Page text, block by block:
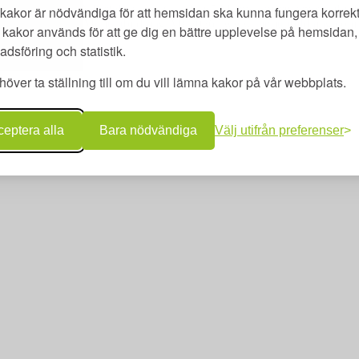
är nödvändiga för att hemsidan ska kunna fungera
används för att ge dig en bättre upplevelse på
och statistik.
ta ställning till om du vill lämna kakor på vår webbplats.
alla Bara nödvändiga Välj utifrån preferenser
AB | Adlerfelts väg 2 C | 213 65 Malmö |
Copyright © Merit utbildning AB 2026 | www.meritutbildning.com